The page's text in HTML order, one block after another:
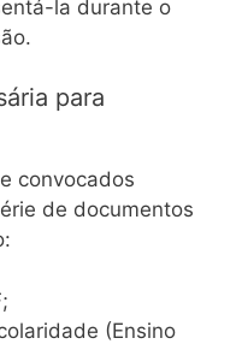
la durante o
para
convocados
de documentos
(Ensino